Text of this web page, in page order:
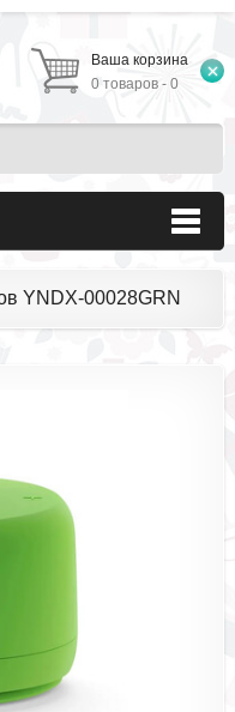
Ваша корзина
0 товаров - 0
YNDX-00028GRN